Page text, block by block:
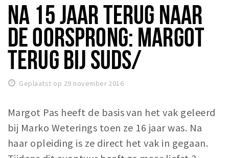
Eten
Drinken
Slapen
Winkelgebieden
Parkeren
NA 15 JAAR TERUG NAAR
DE OORSPRONG: MARGOT
TERUG BIJ SUDS/
Geplaatst op 29 november 2016
Margot Pas heeft de basis van het vak geleerd
bij Marko Weterings toen ze 16 jaar was. Na
haar opleiding is ze direct het vak in gegaan.